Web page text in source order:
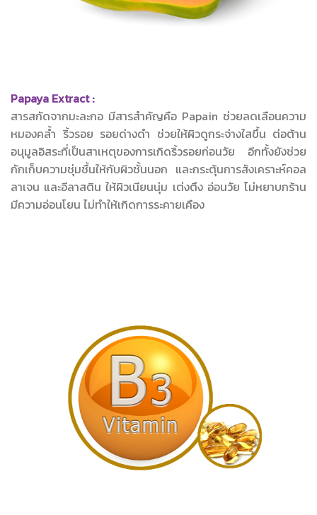
Papaya Extract :
สารสกัดจากมะละกอ มีสารสำคัญคือ Papain ช่วยลดเลือนความ
หมองคล้ำ ริ้วรอย รอยด่างดำ ช่วยให้ผิวดูกระจ่างใสขึ้น ต่อต้าน
อนุมูลอิสระที่เป็นสาเหตุของการเกิดริ้วรอยก่อนวัย อีกทั้งยังช่วย
กักเก็บความชุ่มชื้นให้กับผิวชั้นนอก และกระตุ้นการสังเคราะห์คอล
ลาเจน และอีลาสติน ให้ผิวเนียนนุ่ม เต่งตึง อ่อนวัย ไม่หยาบกร้าน
มีความอ่อนโยน ไม่ทำให้เกิดการระคายเคือง